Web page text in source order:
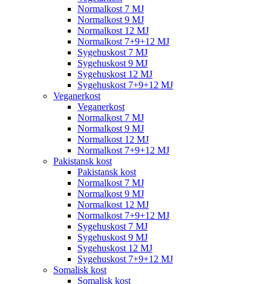
Normalkost 7 MJ
Normalkost 9 MJ
Normalkost 12 MJ
Normalkost 7+9+12 MJ
Sygehuskost 7 MJ
Sygehuskost 9 MJ
Sygehuskost 12 MJ
Sygehuskost 7+9+12 MJ
Veganerkost
Veganerkost
Normalkost 7 MJ
Normalkost 9 MJ
Normalkost 12 MJ
Normalkost 7+9+12 MJ
Pakistansk kost
Pakistansk kost
Normalkost 7 MJ
Normalkost 9 MJ
Normalkost 12 MJ
Normalkost 7+9+12 MJ
Sygehuskost 7 MJ
Sygehuskost 9 MJ
Sygehuskost 12 MJ
Sygehuskost 7+9+12 MJ
Somalisk kost
Somalisk kost